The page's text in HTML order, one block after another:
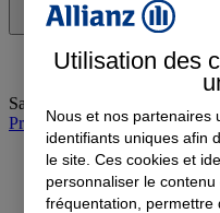
Samedi
Prendre rendez-vous à
Utilisation des
Nous et nos partenaires
identifiants uniques afin
le site. Ces cookies et
personnaliser le
fréquentation, permettre